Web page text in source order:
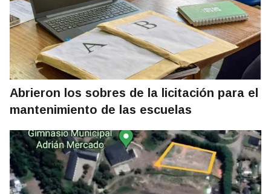
Abrieron los sobres de la licitación para el
mantenimiento de las escuelas